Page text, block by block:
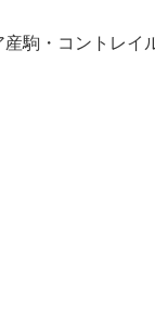
駒・コントレイ